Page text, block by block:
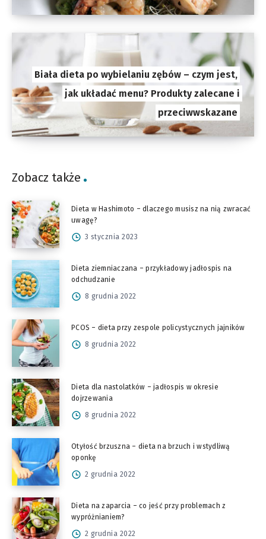
Biała dieta po wybielaniu zębów – czym jest,
jak układać menu? Produkty zalecane i
przeciwwskazane
Zobacz także
Dieta w Hashimoto – dlaczego musisz na nią zwracać
uwagę?
3 stycznia 2023
Dieta ziemniaczana – przykładowy jadłospis na
odchudzanie
8 grudnia 2022
PCOS – dieta przy zespole policystycznych jajników
8 grudnia 2022
Dieta dla nastolatków – jadłospis w okresie
dojrzewania
8 grudnia 2022
Otyłość brzuszna – dieta na brzuch i wstydliwą
oponkę
2 grudnia 2022
Dieta na zaparcia – co jeść przy problemach z
wypróżnianiem?
2 grudnia 2022